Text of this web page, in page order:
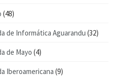
(48)
de Informática Aguarandu (32)
de Mayo (4)
Iberoamericana (9)